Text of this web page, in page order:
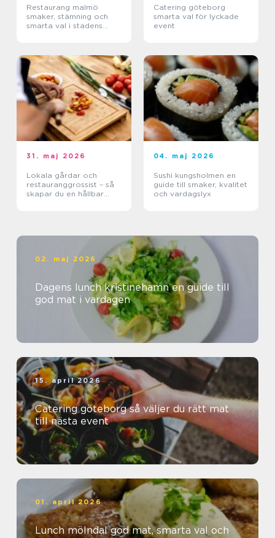
Restaurang malmö
smaker, stämning och
smarta val i stadens
Catering göteborg
smarta val för lyckade
event
31. maj 2026
Lokala gårdar och
restauranggrossist – så
skapar du en hållbar
04. maj 2026
Sushi kungsholmen en
guide till smaker, kvalitet
och vardagslyx
02. maj 2026
Dagens lunch kristinehamn en guide till
god mat i vardagen
15. april 2026
Catering göteborg så väljer du rätt mat
till nästa event
01. april 2026
Lunch mölndal god mat, smarta val och